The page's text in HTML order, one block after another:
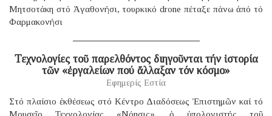
Μητσοτάκη στό Ἀγαθονήσι, τουρκικό drone πέταξε πάνω ἀπό τό
Φαρμακονήσι
Τεχνολογίες τοῦ παρελθόντος διηγοῦνται τήν ἱστορία
τῶν «ἐργαλείων πού ἄλλαξαν τόν κόσμο»
Εφημερίς Εστία
Στό πλαίσιο ἐκθέσεως στό Κέντρο Διαδόσεως Ἐπιστημῶν καί τό